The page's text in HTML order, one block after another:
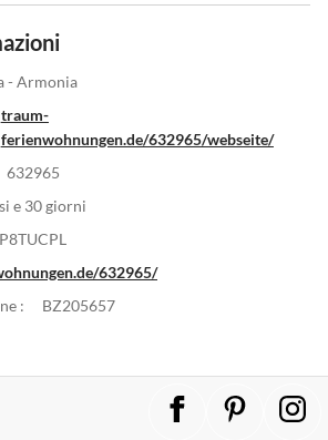
- Armonia
traum-
ferienwohnungen.de/632965/webseite/
632965
e 30 giorni
632965/
:
BZ205657